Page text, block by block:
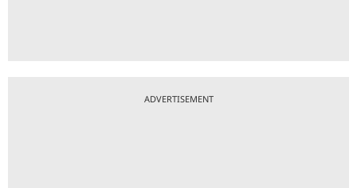
ADVERTISEMENT